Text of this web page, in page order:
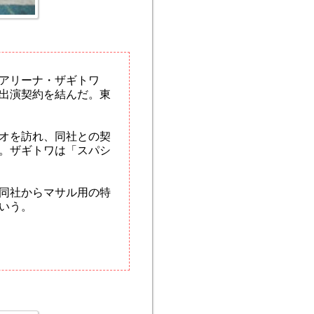
リーナ・ザギトワ
演契約を結んだ。東
を訪れ、同社との契
ザギトワは「スパシ
社からマサル用の特
う。